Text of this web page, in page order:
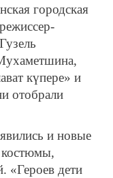
городская
күпере» и
отобрали
и новые
«Героев дети